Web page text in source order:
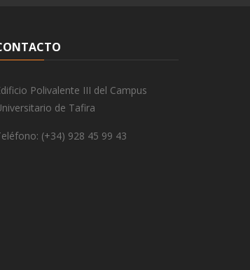
Polivalente III del Campus
de Tafira
(+34) 928 45 99 43